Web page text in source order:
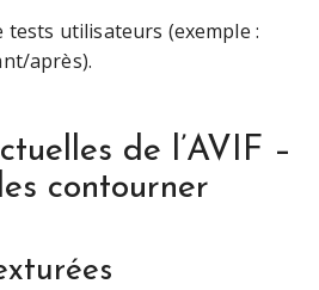
tests utilisateurs (exemple :
après).
de l’AVIF –
contourner